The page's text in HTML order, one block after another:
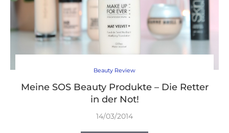
Beauty Review
Meine SOS Beauty Produkte – Die Retter
in der Not!
14/03/2014